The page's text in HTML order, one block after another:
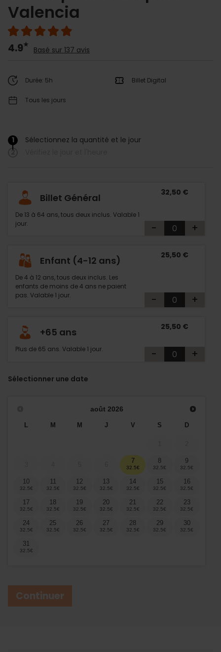
Valencia
4.9 Basé sur 137 avis
Durée: 5h Billet Digital
Tous les jours
1 Sélectionnez la quantité et le jour
/
2
Billet Général
De 13 à 64 ans, tous deux inclus. Valable 1
jour.
32,50 €
- +
Enfant (4-12 ans)
De 4 à 12 ans, tous deux inclus. Les
enfants de moins de 4 ans ne paient
pas. Valable 1 jour.
25,50 €
- +
+65 ans
Plus de 65 ans. Valable 1 jour.
25,50 €
- +
Sélectionner une date
août 2026
M M J V S D
7 8 9
10 11 12 13 14 15 16
17 18 19 20 21 22 23
24 25 26 27 28 29 30
31
Continuer